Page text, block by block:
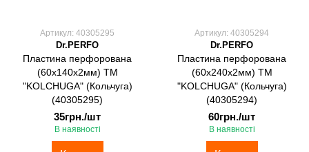
Артикул: 40305295
Dr.PERFO
Пластина перфорована
(60х140х2мм) ТМ
"KOLCHUGA" (Кольчуга)
(40305295)
35грн./шт
В наявності
Артикул: 40305294
Dr.PERFO
Пластина перфорована
(60х240х2мм) ТМ
"KOLCHUGA" (Кольчуга)
(40305294)
60грн./шт
В наявності